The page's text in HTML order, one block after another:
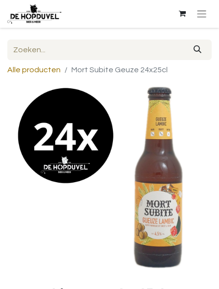
Alle producten Mort Subite Geuze 24x25cl